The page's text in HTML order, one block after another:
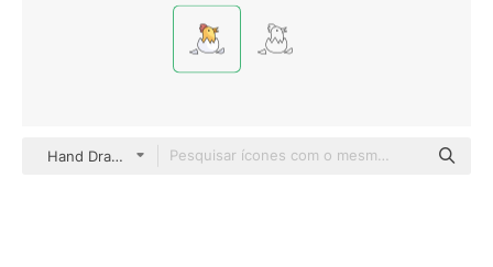
Hand Drawn Color